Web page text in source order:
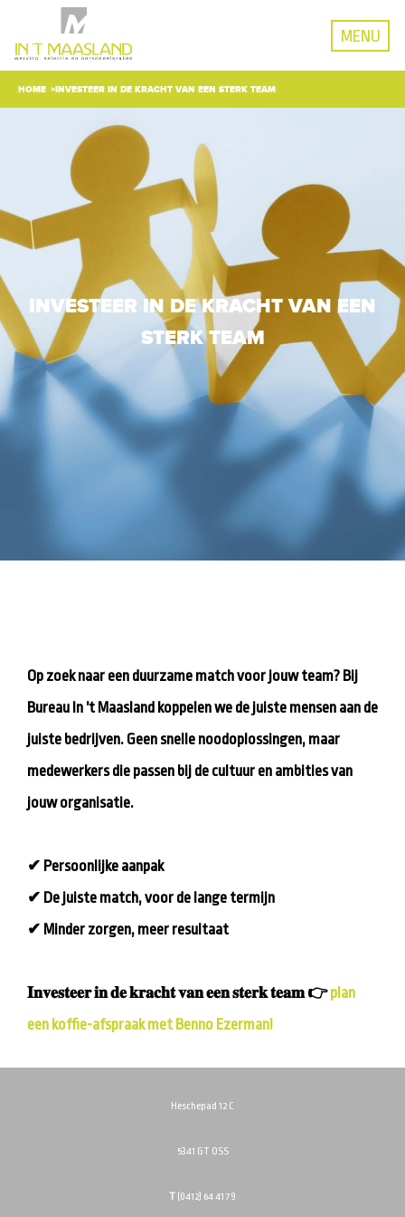
MENU
HOME INVESTEER IN DE KRACHT VAN EEN STERK TEAM
INVESTEER IN DE KRACHT VAN EEN
STERK TEAM
Op zoek naar een duurzame match voor jouw team? Bij
Bureau In 't Maasland koppelen we de juiste mensen aan de
juiste bedrijven. Geen snelle noodoplossingen, maar
medewerkers die passen bij de cultuur en ambities van
jouw organisatie.
✔ Persoonlijke aanpak
✔ De juiste match, voor de lange termijn
✔ Minder zorgen, meer resultaat
𝐈𝐧𝐯𝐞𝐬𝐭𝐞𝐞𝐫 𝐢𝐧 𝐝𝐞 𝐤𝐫𝐚𝐜𝐡𝐭 𝐯𝐚𝐧 𝐞𝐞𝐧 𝐬𝐭𝐞𝐫𝐤 𝐭𝐞𝐚𝐦 👉plan
een koffie-afspraak met Benno Ezerman!
Heschepad 12 C
5341 GT OSS
T (0412) 64 41 79